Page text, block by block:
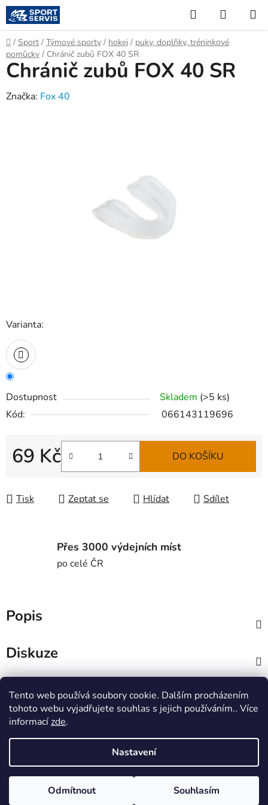
Tento web používá soubory cookie. Dalším procházením
tohoto webu vyjadřujete souhlas s jejich používáním.. Více
informacízde.
Nastavení
Odmítnout Souhlasím
Přejít
na
obsah
Hledat
KOŠÍK
Domů
/ Sport / Týmové sporty / hokej / puky, doplňky, tréninkové
pomůcky / Chránič zubů FOX 40 SR
Varianta:
Dostupnost Skladem (>5 ks)
Kód:
066143119696
69 Kč
Měrná cena:
DO KOŠÍKU
Tisk Zeptat se Hlídat Sdílet
Chránič zubů FOX 40 SR
Značka: Fox 40
Přes 3000 výdejních míst
po celé ČR
Popis
Diskuze
Z
MTWorkout Fitness prcek
Centrum environmentální výchovy Stolístek
Vytvořil Shoptet
Copyright 2026sportjezek.cz. Všechna práva vyhrazena.